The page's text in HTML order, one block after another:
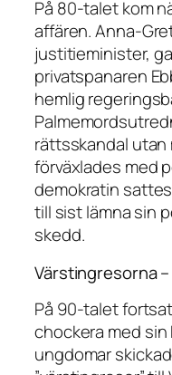
På 80-talet kom
affären. Anna-
justitieminister,
privatspanaren
hemlig
rättsskandal
förväxlades med
demokratin
till sist lämna sin
skedd.
Värstingresorna
På 90-talet
chockera med sin
ungdomar